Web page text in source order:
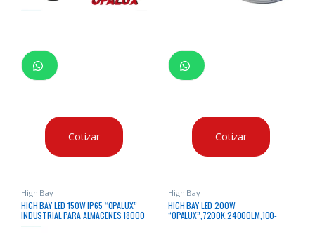
Cotizar Cotizar
High Bay
HIGH BAY LED 150W IP65 “OPALUX”
INDUSTRIAL PARA ALMACENES 18000
High Bay
HIGH BAY LED 200W
“OPALUX”,7200K,24000LM,100-